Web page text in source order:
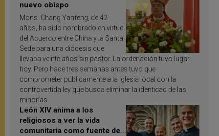
nuevo obispo
Mons. Chang Yanfeng, de 42
años, ha sido nombrado en virtud
del Acuerdo entre China y la Santa
Sede para una diócesis que
llevaba veinte años sin pastor. La ordenación tuvo lugar
hoy. Pero hace tres semanas antes tuvo que
comprometer públicamente a la Iglesia local con la
controvertida ley que busca eliminar la identidad de las
minorías.
León XIV anima a los
religiosos a ver la vida
comunitaria como fuente de